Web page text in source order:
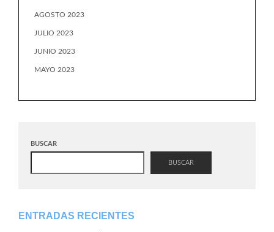
AGOSTO 2023
JULIO 2023
JUNIO 2023
MAYO 2023
BUSCAR
BUSCAR
ENTRADAS RECIENTES